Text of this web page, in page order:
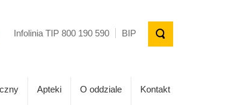
Infolinia TIP 800 190 590 BIP
Apteki O oddziale Kontakt